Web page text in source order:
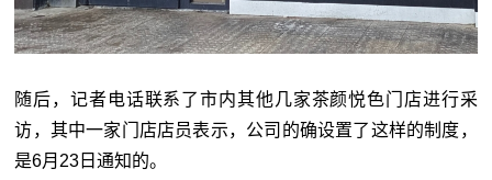
随后，记者电话联系了市内其他几家茶颜悦色门店进行采
访，其中一家门店店员表示，公司的确设置了这样的制度，
是6月23日通知的。